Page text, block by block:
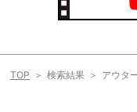
TOP 検索結果 アウタ